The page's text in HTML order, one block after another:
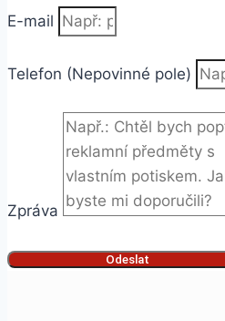
E-mail
Telefon (Nepovinné pole)
Zpráva
Odeslat